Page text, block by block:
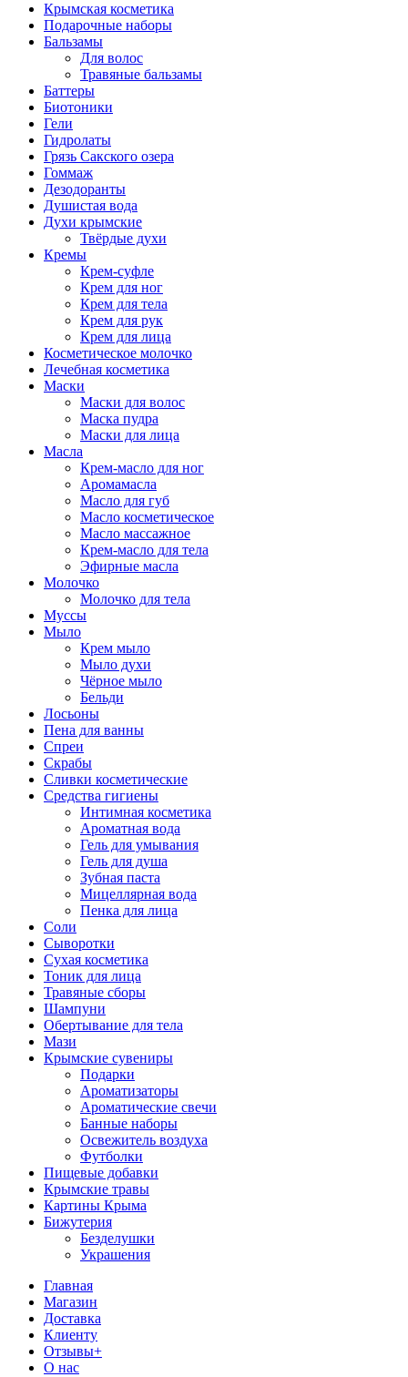
Крымская косметика
Подарочные наборы
Бальзамы
Для волос
Травяные бальзамы
Баттеры
Биотоники
Гели
Гидролаты
Грязь Сакского озера
Гоммаж
Дезодоранты
Душистая вода
Духи крымские
Твёрдые духи
Кремы
Крем-суфле
Крем для ног
Крем для тела
Крем для рук
Крем для лица
Косметическое молочко
Лечебная косметика
Маски
Маски для волос
Маска пудра
Маски для лица
Масла
Крем-масло для ног
Аромамасла
Масло для губ
Масло косметическое
Масло массажное
Крем-масло для тела
Эфирные масла
Молочко
Молочко для тела
Муссы
Мыло
Крем мыло
Мыло духи
Чёрное мыло
Бельди
Лосьоны
Пена для ванны
Спреи
Скрабы
Сливки косметические
Средства гигиены
Интимная косметика
Ароматная вода
Гель для умывания
Гель для душа
Зубная паста
Мицеллярная вода
Пенка для лица
Соли
Сыворотки
Сухая косметика
Тоник для лица
Травяные сборы
Шампуни
Обертывание для тела
Мази
Крымские сувениры
Подарки
Ароматизаторы
Ароматические свечи
Банные наборы
Освежитель воздуха
Футболки
Пищевые добавки
Крымские травы
Картины Крыма
Бижутерия
Безделушки
Украшения
Главная
Магазин
Доставка
Клиенту
Отзывы+
О нас